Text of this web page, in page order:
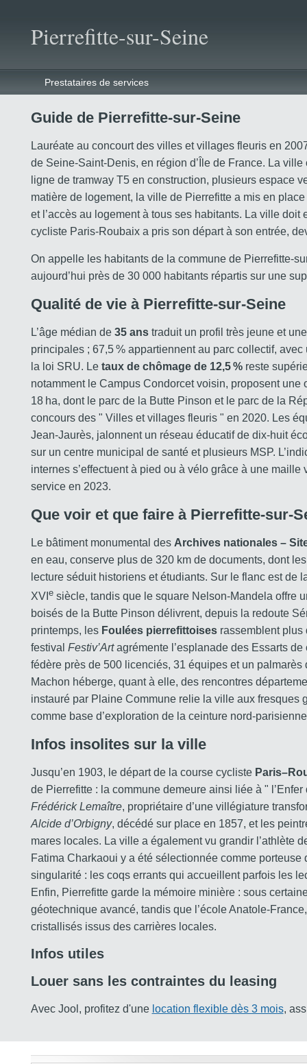
Pierrefitte-sur-Seine
Prestataires de services
Guide de Pierrefitte-sur-Seine
Lauréate au concourt des villes et villages fleuris en
de Seine-Saint-Denis, en région d’Île de France. La
ligne de tramway T5 en construction, plusieurs espace
matière de logement, la ville de Pierrefitte a mis en
et l’accès au logement à tous ses habitants. La ville
cycliste Paris-Roubaix a pris son départ à son entrée,
On appelle les habitants de la commune de Pierrefitte-
aujourd’hui près de 30 000 habitants répartis sur une
Qualité de vie à Pierrefitte-sur-Seine
L’âge médian de 35 anstraduit un profil très jeune et
principales ; 67,5 % appartiennent au parc collectif,
la loi SRU. Le taux de chômage de 12,5 %reste
notamment le Campus Condorcet voisin, proposent
18 ha, dont le parc de la Butte Pinson et le parc de la
concours des " Villes et villages fleuris " en 2020. Les
Jean-Jaurès, jalonnent un réseau éducatif de dix-huit
sur un centre municipal de santé et plusieurs MSP.
internes s’effectuent à pied ou à vélo grâce à une
service en 2023.
Que voir et que faire à Pierrefitte-sur-
Le bâtiment monumental des Archives nationales –
en eau, conserve plus de 320 km de documents, dont
lecture séduit historiens et étudiants. Sur le flanc est de
XVI esiècle, tandis que le square Nelson-Mandela offre
boisés de la Butte Pinson délivrent, depuis la redoute
printemps, les Foulées pierrefittoisesrassemblent plus
festival Festiv’Artagrémente l’esplanade des Essarts
fédère près de 500 licenciés, 31 équipes et un
Machon héberge, quant à elle, des rencontres
instauré par Plaine Commune relie la ville aux
comme base d’exploration de la ceinture nord-
Infos insolites sur la ville
Jusqu’en 1903, le départ de la course cycliste
de Pierrefitte : la commune demeure ainsi liée à "
Frédérick Lemaître, propriétaire d’une villégiature
Alcide d’Orbigny, décédé sur place en 1857, et les
mares locales. La ville a également vu grandir l’athlète
Fatima Charkaoui y a été sélectionnée comme
singularité : les coqs errants qui accueillent parfois les
Enfin, Pierrefitte garde la mémoire minière : sous
géotechnique avancé, tandis que l’école Anatole-
cristallisés issus des carrières locales.
Infos utiles
Louer sans les contraintes du leasing
Avec Jool, profitez d'une location flexible dès 3 mois,